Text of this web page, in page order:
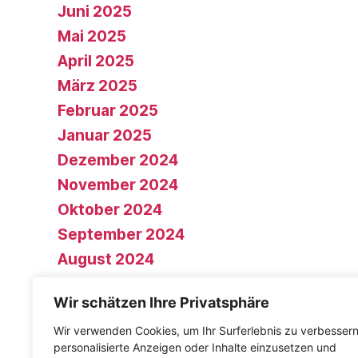
Wir schätzen Ihre Privatsphäre
Wir verwenden Cookies, um Ihr Surferlebnis zu
personalisierte Anzeigen oder Inhalte einzusetzen und
Juni 2025
Mai 2025
April 2025
März 2025
Februar 2025
Januar 2025
Dezember 2024
November 2024
Oktober 2024
September 2024
August 2024
Juni 2024
Mai 2024